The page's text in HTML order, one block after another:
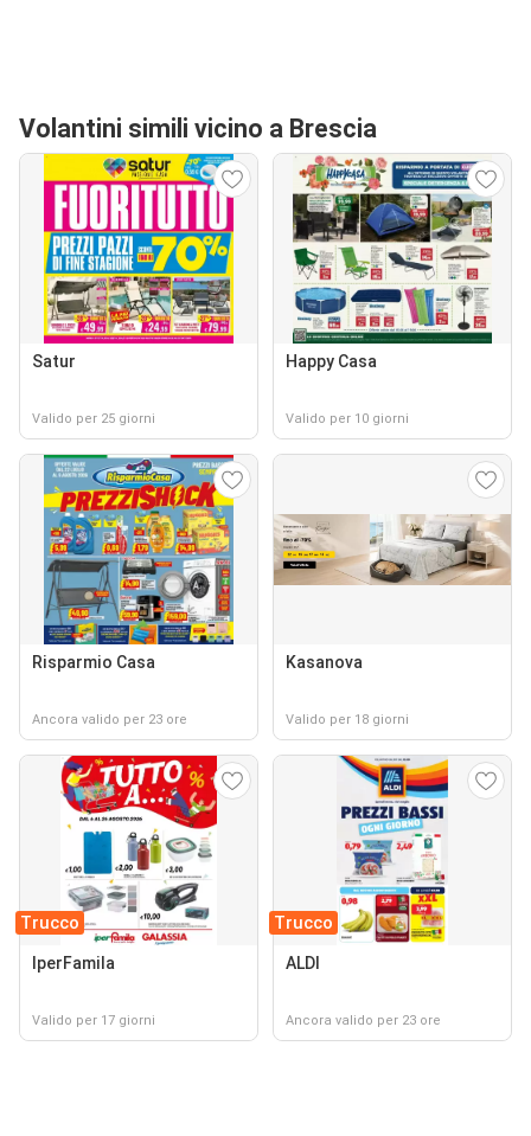
Volantini simili vicino a Brescia
Satur
Valido per 25 giorni
Happy Casa
Valido per 10 giorni
Risparmio Casa
Ancora valido per 23 ore
Kasanova
Valido per 18 giorni
Trucco
IperFamila
Valido per 17 giorni
Trucco
ALDI
Ancora valido per 23 ore